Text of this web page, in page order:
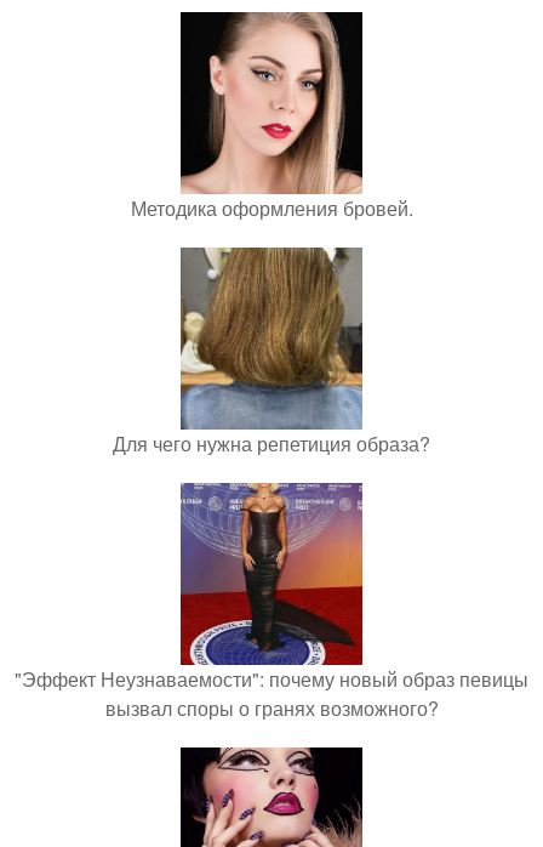
Методика оформления бровей.
Для чего нужна репетиция образа?
"Эффект Неузнаваемости": почему новый образ певицы
вызвал споры о гранях возможного?